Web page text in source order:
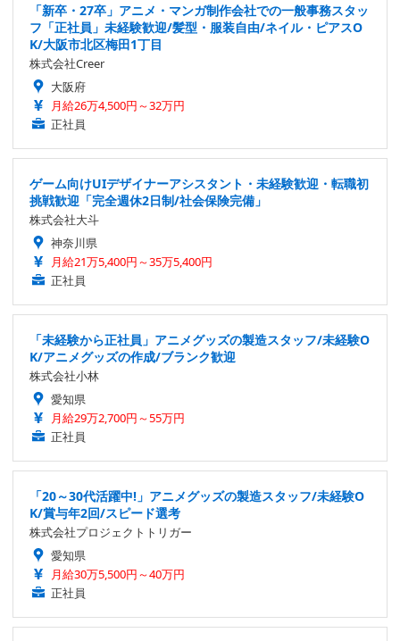
「新卒・27卒」アニメ・マンガ制作会社での一般事務スタッ
フ「正社員」未経験歓迎/髪型・服装自由/ネイル・ピアスO
K/大阪市北区梅田1丁目
株式会社Creer
大阪府
月給26万4,500円～32万円
正社員
ゲーム向けUIデザイナーアシスタント・未経験歓迎・転職初
挑戦歓迎「完全週休2日制/社会保険完備」
株式会社大斗
神奈川県
月給21万5,400円～35万5,400円
正社員
「未経験から正社員」アニメグッズの製造スタッフ/未経験O
K/アニメグッズの作成/ブランク歓迎
株式会社小林
愛知県
月給29万2,700円～55万円
正社員
「20～30代活躍中!」アニメグッズの製造スタッフ/未経験O
K/賞与年2回/スピード選考
株式会社プロジェクトトリガー
愛知県
月給30万5,500円～40万円
正社員